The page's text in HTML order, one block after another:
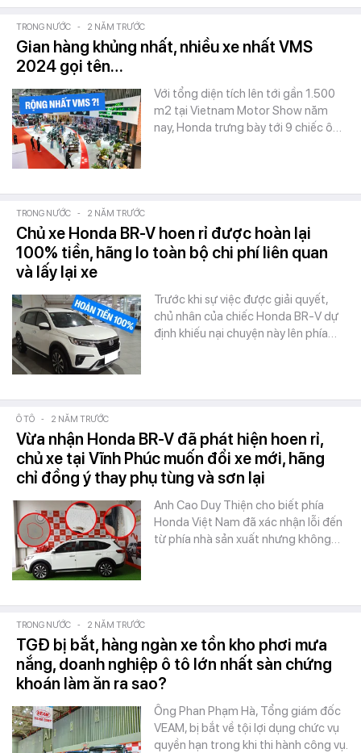
TRONG NƯỚC - 2 NĂM TRƯỚC
Gian hàng khủng nhất, nhiều xe nhất VMS
2024 gọi tên…
Với tổng diện tích lên tới gần 1.500
m2 tại Vietnam Motor Show năm
nay, Honda trưng bày tới 9 chiếc ô…
TRONG NƯỚC - 2 NĂM TRƯỚC
Chủ xe Honda BR-V hoen rỉ được hoàn lại
100% tiền, hãng lo toàn bộ chi phí liên quan
và lấy lại xe
Trước khi sự việc được giải quyết,
chủ nhân của chiếc Honda BR-V dự
định khiếu nại chuyện này lên phía…
Ô TÔ - 2 NĂM TRƯỚC
Vừa nhận Honda BR-V đã phát hiện hoen rỉ,
chủ xe tại Vĩnh Phúc muốn đổi xe mới, hãng
chỉ đồng ý thay phụ tùng và sơn lại
Anh Cao Duy Thiện cho biết phía
Honda Việt Nam đã xác nhận lỗi đến
từ phía nhà sản xuất nhưng không…
TRONG NƯỚC - 2 NĂM TRƯỚC
TGĐ bị bắt, hàng ngàn xe tồn kho phơi mưa
nắng, doanh nghiệp ô tô lớn nhất sàn chứng
khoán làm ăn ra sao?
Ông Phan Phạm Hà, Tổng giám đốc
VEAM, bị bắt về tội lợi dụng chức vụ
quyền hạn trong khi thi hành công vụ.